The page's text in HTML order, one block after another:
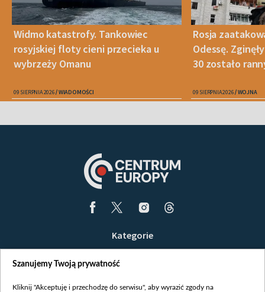
Widmo katastrofy. Tankowiec
rosyjskiej floty cieni przecieka u
wybrzeży Omanu
09 SIERPNIA 2026 WIADOMOŚCI
Rosja
Odessę.
30 zostało
09 SIERPNIA 2026 WOJNA
Kategorie
Opinie
Szanujemy Twoją prywatność
Kliknij "Akceptuję i przechodzę do serwisu", aby wyrazić zgody na